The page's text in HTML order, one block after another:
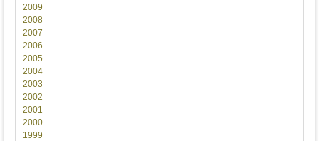
2009
2008
2007
2006
2005
2004
2003
2002
2001
2000
1999